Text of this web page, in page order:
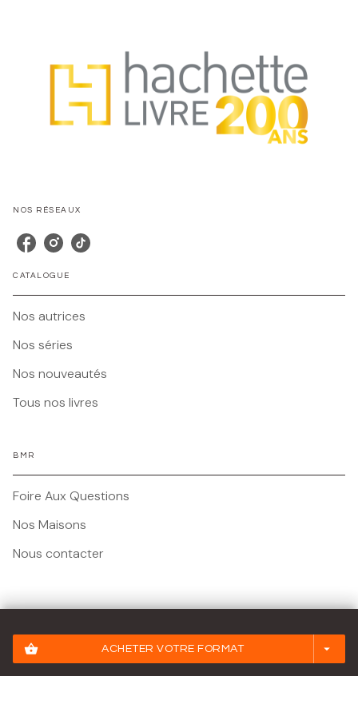
shopping_basket ACHETER VOTRE FORMAT arrow_drop_down
NOS RÉSEAUX
CATALOGUE
Nos autrices
Nos séries
Nos nouveautés
Tous nos livres
BMR
Foire Aux Questions
Nos Maisons
Nous contacter
Mentions légales
Conditions Générales d'Utilisation
Charte des Données Personnelles